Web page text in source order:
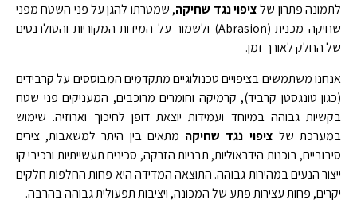
לתמונה פתרון שלציפוי נגד שחיקה, שמטרתו להגן על פני השטח מפני
שחיקה מכנית (Abrasion) ולשמור על המידות המקוריות והטולרנסים
של החלק לאורך זמן.
אנחנו משתמשים בציפויים טכנולוגיים מתקדמים המבוססים על קרבידים
(כגון טונגסטן קרביד), קרמיקה וחומרים מרוכבים, המעניקים פני שטח
בקשיות גבוהה במיוחד ועמידות יוצאת דופן לחיכוך וארוזיה. שימוש
במערכת של ציפוי נגד שחיקה מתאים בין היתר למשאבות, צירים
סיבוביים, בוכנות הידראוליות, תבניות הזרקה, סכינים תעשייתיות ורכיבי קו
ייצור הנעים במהירות גבוהה. התוצאה המדידה היא פחות החלפות חלקים
יקרים, פחות עצירות פתע של המכונה, ויציבות תפעולית גבוהה בהרבה.